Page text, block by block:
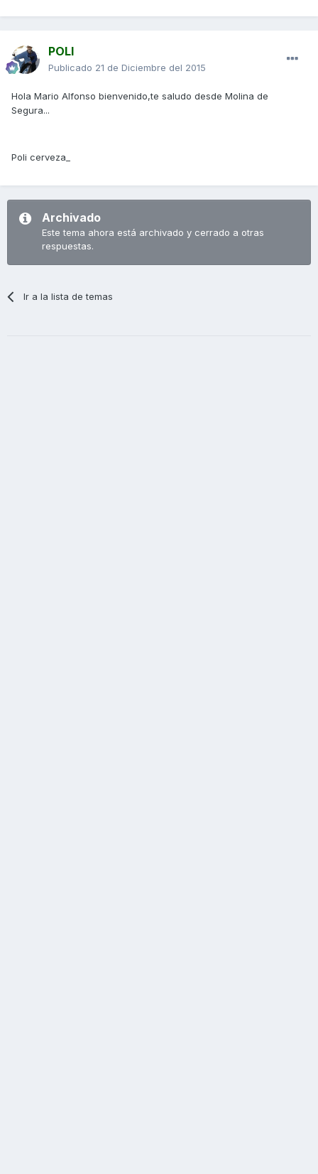
POLI
Publicado 21 de Diciembre del 2015
Hola Mario Alfonso bienvenido,te saludo desde Molina de
Segura...
Poli cerveza_
Archivado
Este tema ahora está archivado y cerrado a otras
respuestas.
Ir a la lista de temas